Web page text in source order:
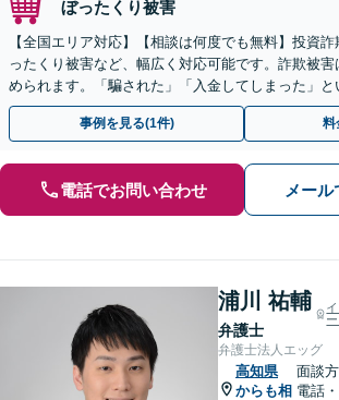
ぼったくり被害
【全国エリア対応】【相談は何度でも無料】投資
ったくり被害など、幅広く対応可能です。詐欺被
められます。「騙された」「入金してしまった」と
早めにご相談ください。【電話・メール・WEB相
事例を見る(1件) 料
電話でお問い合わせ メー
浦川 祐輔
弁護士
弁護士法人エッグ
高知県
からも相
面談
電話